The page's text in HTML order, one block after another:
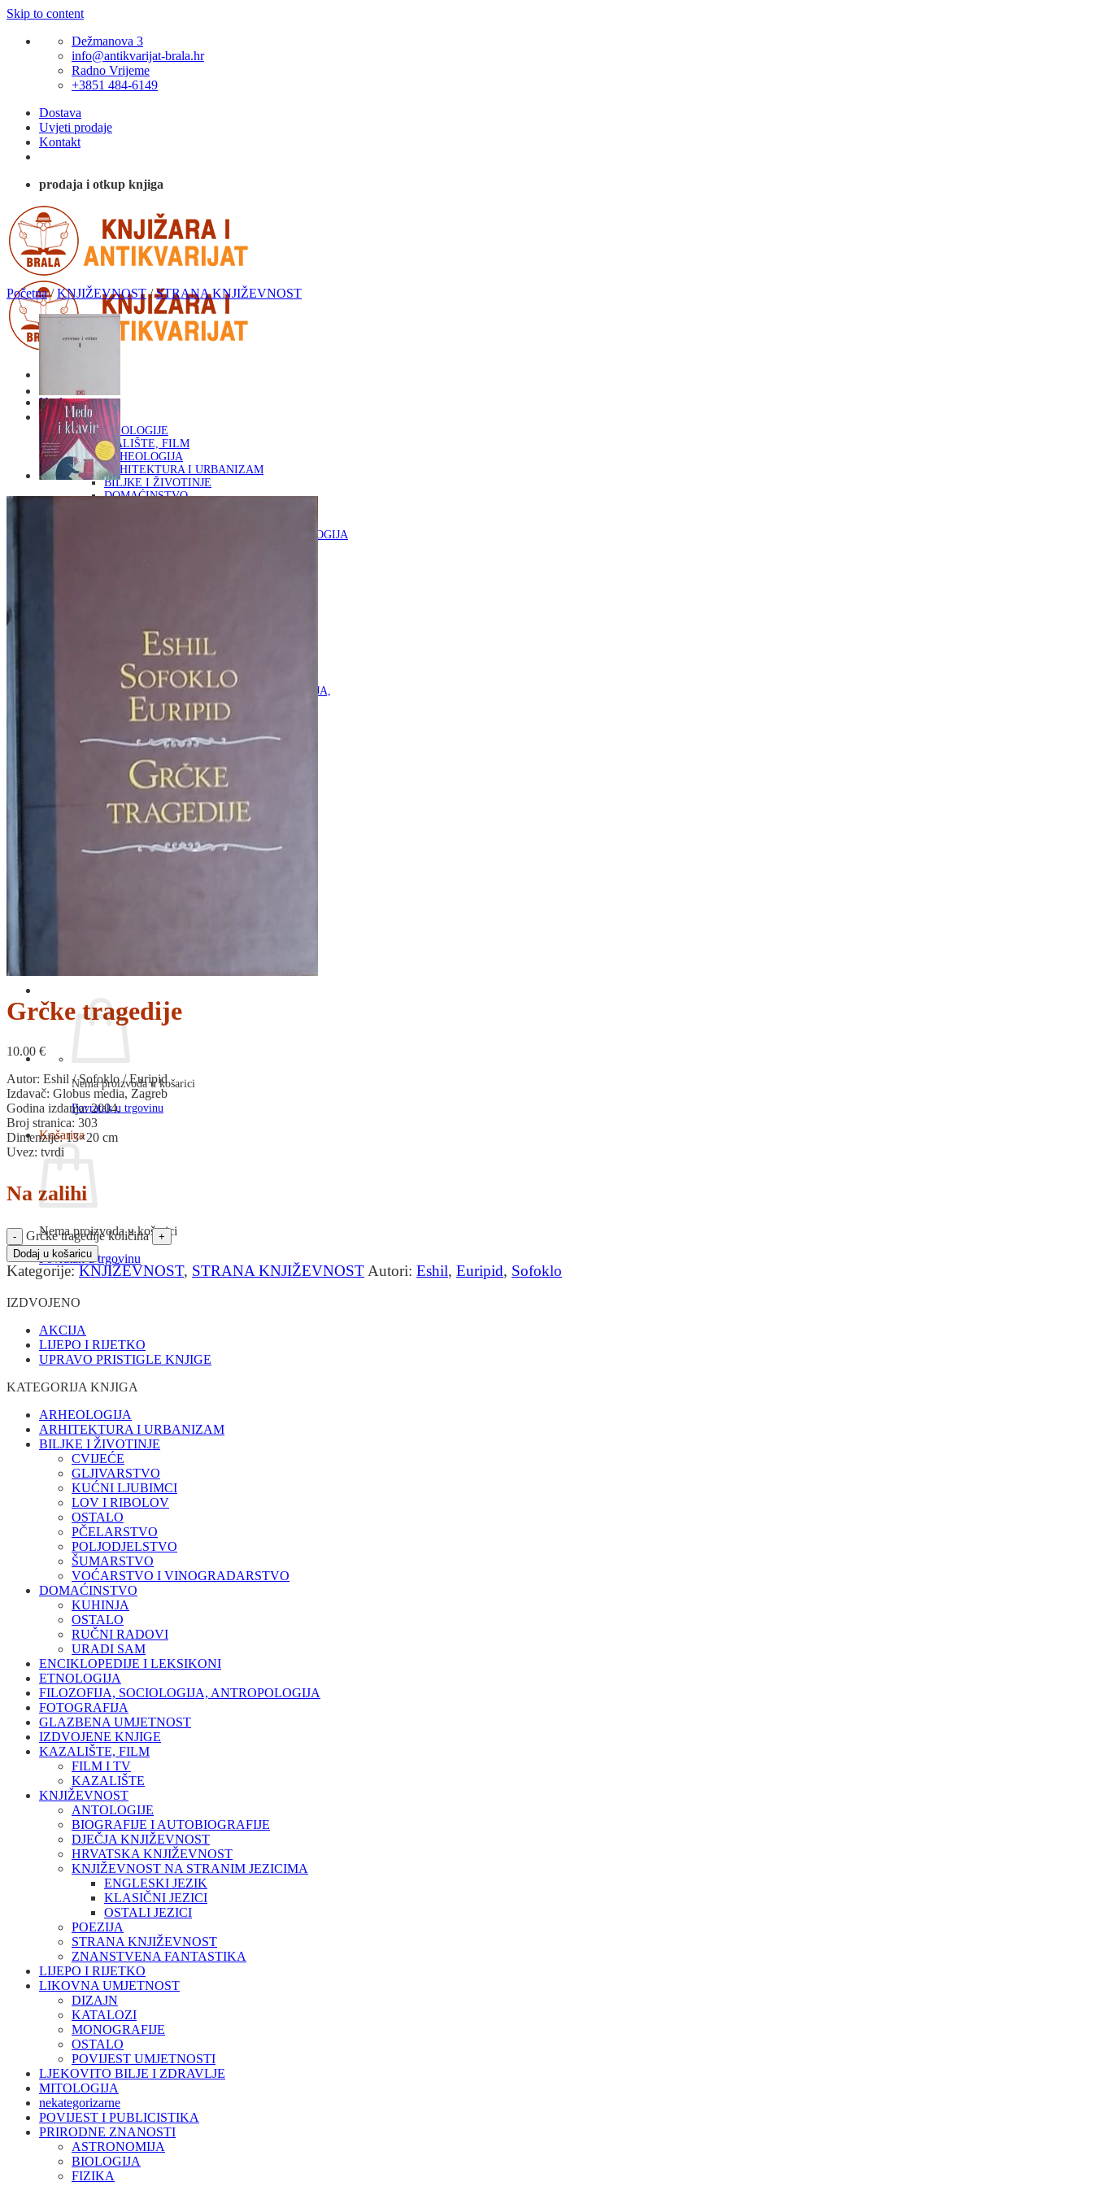
Skip to content
Dežmanova 3
info@antikvarijat-brala.hr
Radno Vrijeme
+3851 484-6149
Dostava
Uvjeti prodaje
Kontakt
prodaja i otkup knjiga
Naslovna
KNJIGE
OD ARHEOLOGIJE
DO KAZALIŠTE, FILM
ARHEOLOGIJA
ARHITEKTURA I URBANIZAM
BILJKE I ŽIVOTINJE
DOMAĆINSTVO
FILOZOFIJA, SOCIOLOGIJA, ANTROPOLOGIJA
LJEKOVITO BILJE I ZDRAVLJE
MITOLOGIJA
POVIJEST I PUBLICISTIKA
PRIRODNE ZNANOSTI
PSIHOLOGIJA, POPULARNA PSIHOLOGIJA,
ALTERNATIVA
RAZNO
OD RJEČNIKA
DO ZEMLJOVIDA
RJEČNICI, GRAMATIKE, PRAVOPISI…
STRIPOVI
TEHNIČKE ZNANOSTI
VEDUTE
Nema proizvoda u košarici
Povratak u trgovinu
Košarica
Nema proizvoda u košarici
Povratak u trgovinu
Početna / KNJIŽEVNOST / STRANA KNJIŽEVNOST
Grčke tragedije
10.00 €
Autor: Eshil / Sofoklo / Euripid
Izdavač: Globus media, Zagreb
Godina izdanja: 2004.
Broj stranica: 303
Dimenzije: 13×20 cm
Uvez: tvrdi
Na zalihi
Grčke tragedije količina
Dodaj u košaricu
Kategorije: KNJIŽEVNOST, STRANA KNJIŽEVNOST Autori: Eshil, Euripid, Sofoklo
IZDVOJENO
AKCIJA
LIJEPO I RIJETKO
UPRAVO PRISTIGLE KNJIGE
KATEGORIJA KNJIGA
ARHEOLOGIJA
ARHITEKTURA I URBANIZAM
BILJKE I ŽIVOTINJE
CVIJEĆE
GLJIVARSTVO
KUĆNI LJUBIMCI
LOV I RIBOLOV
OSTALO
PČELARSTVO
POLJODJELSTVO
ŠUMARSTVO
VOĆARSTVO I VINOGRADARSTVO
DOMAĆINSTVO
KUHINJA
OSTALO
RUČNI RADOVI
URADI SAM
ENCIKLOPEDIJE I LEKSIKONI
ETNOLOGIJA
FILOZOFIJA, SOCIOLOGIJA, ANTROPOLOGIJA
FOTOGRAFIJA
GLAZBENA UMJETNOST
IZDVOJENE KNJIGE
KAZALIŠTE, FILM
FILM I TV
KAZALIŠTE
KNJIŽEVNOST
ANTOLOGIJE
BIOGRAFIJE I AUTOBIOGRAFIJE
DJEČJA KNJIŽEVNOST
HRVATSKA KNJIŽEVNOST
KNJIŽEVNOST NA STRANIM JEZICIMA
ENGLESKI JEZIK
KLASIČNI JEZICI
OSTALI JEZICI
POEZIJA
STRANA KNJIŽEVNOST
ZNANSTVENA FANTASTIKA
LIJEPO I RIJETKO
LIKOVNA UMJETNOST
DIZAJN
KATALOZI
MONOGRAFIJE
OSTALO
POVIJEST UMJETNOSTI
LJEKOVITO BILJE I ZDRAVLJE
MITOLOGIJA
nekategorizarne
POVIJEST I PUBLICISTIKA
PRIRODNE ZNANOSTI
ASTRONOMIJA
BIOLOGIJA
FIZIKA